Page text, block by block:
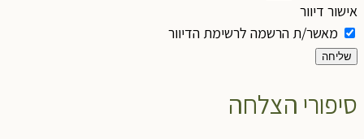
אישור דיוור
מאשר/ת הרשמה לרשימת הדיוור
שליחה
סיפורי הצלחה